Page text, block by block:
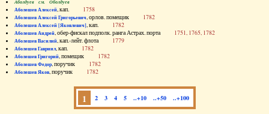
Аболдуев см. Оболдуев
Аболешев Алексей, кап. 1758
Аболешев Алексей Григорьевич, орлов. помещик 1782
Аболешев Алексей [Яковлевич], кап. 1782
Аболешев Андрей, обер-фискал подполк. ранга Астрах. порта 1751, 1765, 1782
Аболешев Василий, кап.-лейт. флота 1779
Аболешев Гавриил, кап. 1782
Аболешев Григорий, помещик 1782
Аболешев Федор, поручик 1782
Аболешев Яков, поручик 1782
1 2 3 4 5 ..+10 ..+50 ..+100